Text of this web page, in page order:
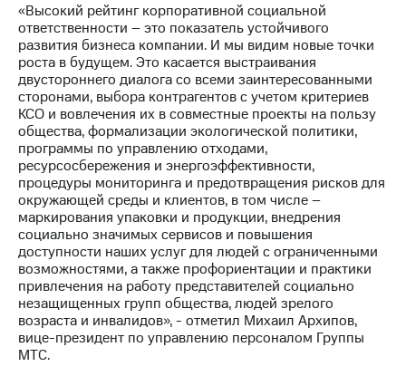
капитал
Контроль
и
аудит
Рынок
акций
Описание
Программа
приобретения
Порядок
выкупа
акций
Дивиденды
Рынок
облигаций
Описание
Еврооблигации-2023
Уведомление
«Высокий рейтинг корпоративной социальной
ответственности – это показатель устойчивого
развития бизнеса компании. И мы видим новые точки
роста в будущем. Это касается выстраивания
двустороннего диалога со всеми заинтересованными
сторонами, выбора контрагентов с учетом критериев
КСО и вовлечения их в совместные проекты на пользу
общества, формализации экологической политики,
программы по управлению отходами,
ресурсосбережения и энергоэффективности,
процедуры мониторинга и предотвращения рисков для
окружающей среды и клиентов, в том числе –
маркирования упаковки и продукции, внедрения
социально значимых сервисов и повышения
доступности наших услуг для людей с ограниченными
возможностями, а также профориентации и практики
привлечения на работу представителей социально
незащищенных групп общества, людей зрелого
возраста и инвалидов», - отметил Михаил Архипов,
вице-президент по управлению персоналом Группы
МТС.